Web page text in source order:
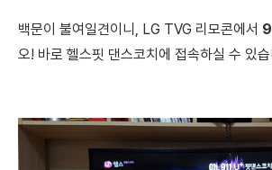
백문이 불여일견이니, LG TVG 리모콘에서
오! 바로 헬스핏 댄스코치에 접속하실 수 있